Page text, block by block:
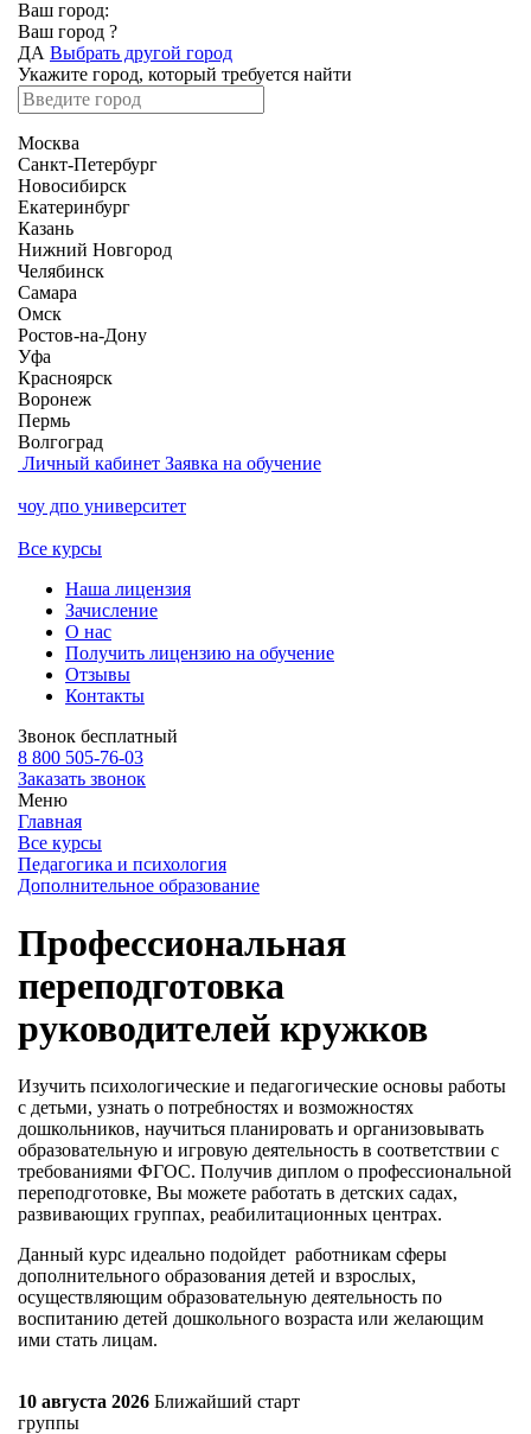
Ваш город:
Ваш город ?
ДА Выбрать другой город
Укажите город, который требуется найти
Москва
Санкт-Петербург
Новосибирск
Екатеринбург
Казань
Нижний Новгород
Челябинск
Самара
Омск
Ростов-на-Дону
Уфа
Красноярск
Воронеж
Пермь
Волгоград
Личный кабинет Заявка на обучение
чоу дпо университет
Все курсы
Наша лицензия
Зачисление
О нас
Получить лицензию на обучение
Отзывы
Контакты
Звонок бесплатный
8 800 505-76-03
Заказать звонок
Меню
Главная
Все курсы
Педагогика и психология
Дополнительное образование
Профессиональная
переподготовка
руководителей кружков
Изучить психологические и педагогические основы работы
с детьми, узнать о потребностях и возможностях
дошкольников, научиться планировать и организовывать
образовательную и игровую деятельность в соответствии с
требованиями ФГОС. Получив диплом о профессиональной
переподготовке, Вы можете работать в детских садах,
развивающих группах, реабилитационных центрах.
Данный курс идеально подойдет работникам сферы
дополнительного образования детей и взрослых,
осуществляющим образовательную деятельность по
воспитанию детей дошкольного возраста или желающим
ими стать лицам.
10 августа 2026 Ближайший старт
группы